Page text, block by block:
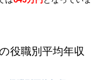
役職別平均年収